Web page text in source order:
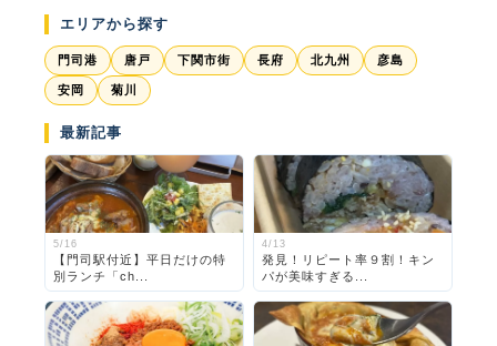
エリアから探す
門司港 唐戸 下関市街 長府 北九州 彦島
安岡 菊川
最新記事
5/16
【門司駅付近】平日だけの特
別ランチ「ch...
4/13
発見！リピート率９割！キン
パが美味すぎる...